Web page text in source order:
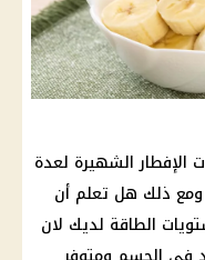
الإفطار الشهيرة لعدة
ذلك هل تعلم أن
الطاقة لديك لان